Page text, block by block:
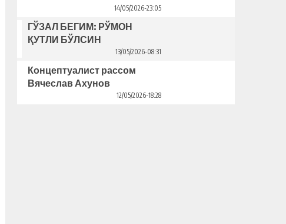
14/05/2026-23:05
ГЎЗАЛ БЕГИМ: РЎМОН
ҚУТЛИ БЎЛСИН
13/05/2026-08:31
Концептуалист рассом
Вячеслав Ахунов
Венецияда ўз кўргазмасини
12/05/2026-18:28